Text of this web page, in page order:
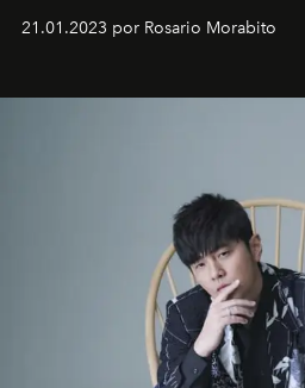
21.01.2023 por Rosario Morabito